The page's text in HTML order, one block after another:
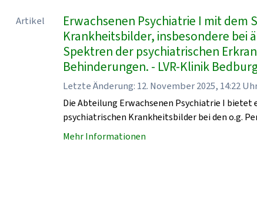
Artikel
Erwachsenen Psychiatrie I mit
Krankheitsbilder, insbesondere bei
Spektren der psychiatrischen
Behinderungen. - LVR-Klinik
Letzte Änderung: 12. November 2025, 14:22
Die Abteilung Erwachsenen Psychiatrie I
psychiatrischen Krankheitsbilder bei den o.g.
Mehr Informationen